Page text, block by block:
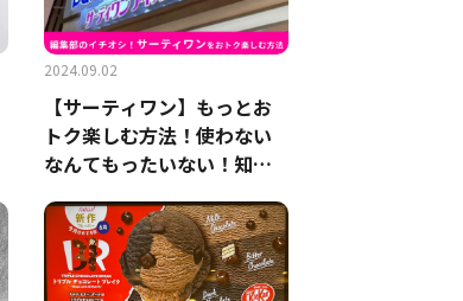
2024.09.02
【サーティワン】もっとお
トク楽しむ方法！使わない
なんてもったいない！知ら